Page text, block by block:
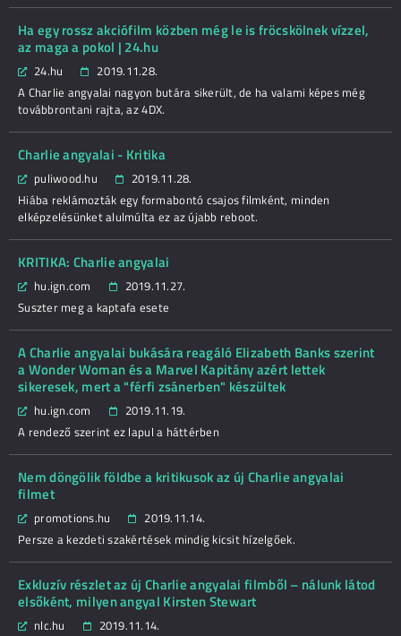
Ha egy rossz akciófilm közben még le is fröcskölnek vízzel,
az maga a pokol | 24.hu
24.hu
2019.11.28.
A Charlie angyalai nagyon butára sikerült, de ha valami képes még
továbbrontani rajta, az 4DX.
Charlie angyalai - Kritika
puliwood.hu
2019.11.28.
Hiába reklámozták egy formabontó csajos filmként, minden
elképzelésünket alulmúlta ez az újabb reboot.
KRITIKA: Charlie angyalai
hu.ign.com
2019.11.27.
Suszter meg a kaptafa esete
A Charlie angyalai bukására reagáló Elizabeth Banks szerint
a Wonder Woman és a Marvel Kapitány azért lettek
sikeresek, mert a "férfi zsánerben" készültek
hu.ign.com
2019.11.19.
A rendező szerint ez lapul a háttérben
Nem döngölik földbe a kritikusok az új Charlie angyalai
filmet
promotions.hu
2019.11.14.
Persze a kezdeti szakértések mindig kicsit hízelgőek.
Exkluzív részlet az új Charlie angyalai filmből – nálunk látod
elsőként, milyen angyal Kirsten Stewart
nlc.hu
2019.11.14.